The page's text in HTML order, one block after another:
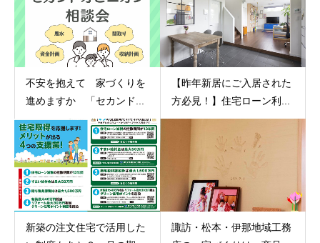
不安を抱えて 家づくりを
進めますか 「セカンド...
【昨年新居にご入居された
方必見！】住宅ローン利...
新築の注文住宅で活用した
諏訪・松本・伊那地域工務